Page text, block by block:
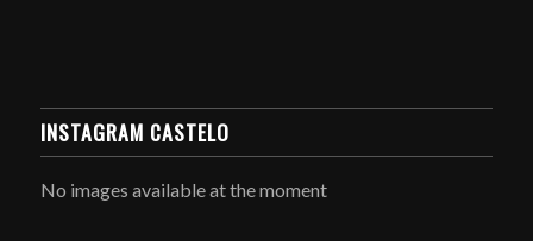
INSTAGRAM CASTELO
No images available at the moment